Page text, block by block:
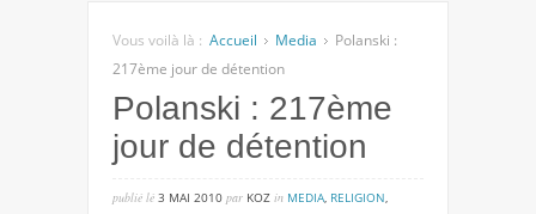
Vous voilà là : Accueil Media
Polanski :
217ème jour de détention
Polanski : 217ème
jour de détention
publié lé 3 MAI 2010 par KOZ in MEDIA RELIGION